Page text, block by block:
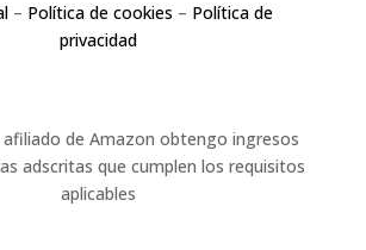
– Política de cookies – Política de
privacidad
afiliado de Amazon obtengo ingresos
adscritas que cumplen los requisitos
aplicables